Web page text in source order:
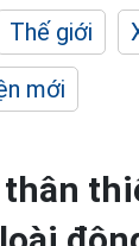
Thế giới
mới